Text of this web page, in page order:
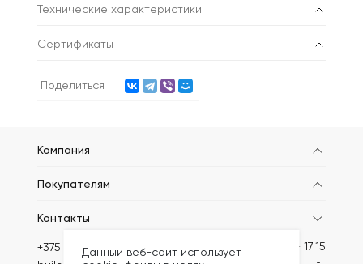
Технические характеристики
Сертификаты
Поделиться
Компания
Покупателям
Контакты
+375 (44) 789-64-45
Пн-Пт: 8:30 - 17:15
Данный веб-сайт использует